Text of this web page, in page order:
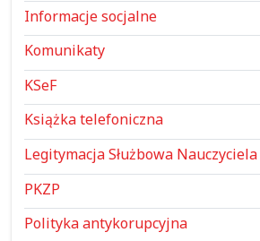
Informacje socjalne
Komunikaty
KSeF
Książka telefoniczna
Legitymacja Służbowa
PKZP
Polityka antykorupcyjna